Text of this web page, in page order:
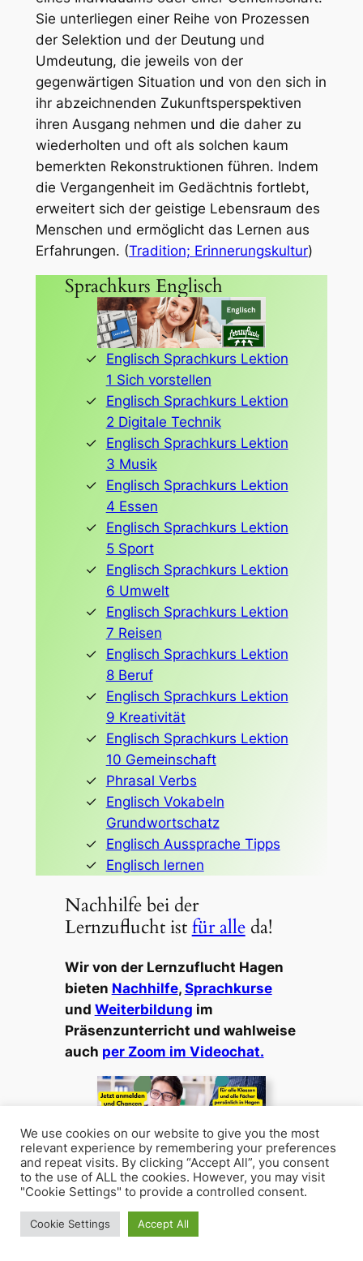
Sie unterliegen einer Reihe von Prozessen
der Selektion und der Deutung und
Umdeutung, die jeweils von der
gegenwärtigen Situation und von den sich in
ihr abzeichnenden Zukunftsperspektiven
ihren Ausgang nehmen und die daher zu
wiederholten und oft als solchen kaum
bemerkten Rekonstruktionen führen. Indem
die Vergangenheit im Gedächtnis fortlebt,
erweitert sich der geistige Lebensraum des
Menschen und ermöglicht das Lernen aus
Erfahrungen. (Tradition; Erinnerungskultur)
Sprachkurs Englisch
Englisch Sprachkurs Lektion
1 Sich vorstellen
Englisch Sprachkurs Lektion
2 Digitale Technik
Englisch Sprachkurs Lektion
3 Musik
Englisch Sprachkurs Lektion
4 Essen
Englisch Sprachkurs Lektion
5 Sport
Englisch Sprachkurs Lektion
6 Umwelt
Englisch Sprachkurs Lektion
7 Reisen
Englisch Sprachkurs Lektion
8 Beruf
Englisch Sprachkurs Lektion
9 Kreativität
Englisch Sprachkurs Lektion
10 Gemeinschaft
Phrasal Verbs
Englisch Vokabeln
Grundwortschatz
Englisch Aussprache Tipps
Englisch lernen
Nachhilfe bei der
Lernzuflucht istfür alleda!
Wir von der Lernzuflucht Hagen
bieten Nachhilfe, Sprachkurse
und Weiterbildung im
Präsenzunterricht und wahlweise
auch per Zoom im Videochat.
Jetzt mit Nachhilfe in
Hagens Mitte das neue
Schuljahr zum Erfolg
We use cookies on our website to give you the most
relevant experience by remembering your preferences
and repeat visits. By clicking “Accept All”, you consent
to the use of ALL the cookies. However, you may visit
"Cookie Settings" to provide a controlled consent.
Cookie Settings Accept All